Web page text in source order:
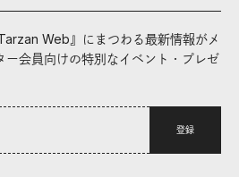
Web』にまつわる最新情報がメ
ー会員向けの特別なイベント・プレゼ
登録